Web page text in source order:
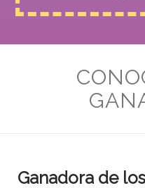
Ganadora de